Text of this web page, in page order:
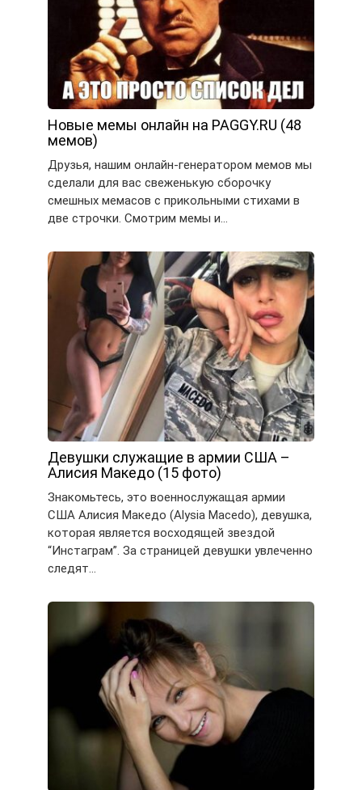
Новые мемы онлайн на PAGGY.RU (48
мемов)
Друзья, нашим онлайн-генератором мемов мы
сделали для вас свеженькую сборочку
смешных мемасов с прикольными стихами в
две строчки. Смотрим мемы и…
Девушки служащие в армии США –
Алисия Македо (15 фото)
Знакомьтесь, это военнослужащая армии
США Алисия Македо (Alysia Macedo), девушка,
которая является восходящей звездой
“Инстаграм”. За страницей девушки увлеченно
следят…